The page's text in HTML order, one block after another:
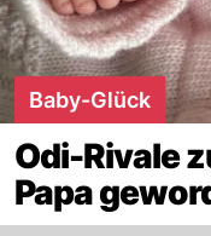
Baby-Glück
Odi-Rivale
Papa